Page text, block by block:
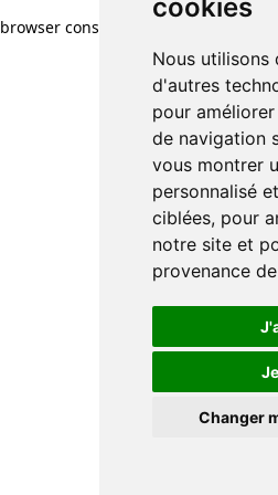
cookies
Nous utilisons
d'autres
pour
de navigation
vous montrer
personnalisé
ciblées, pour
notre site et
provenance
Changer
browser console for more information)